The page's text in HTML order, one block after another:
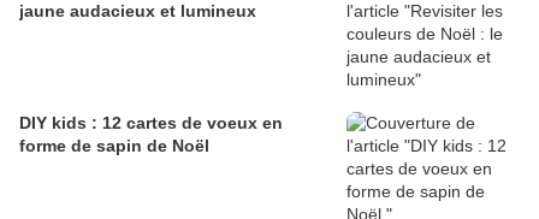
jaune audacieux et lumineux
DIY kids : 12 cartes de voeux en
forme de sapin de Noël